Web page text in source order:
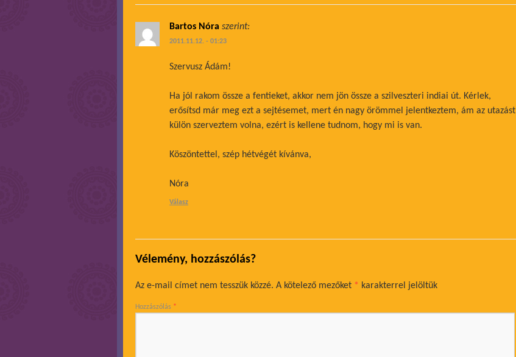
Bartos Nóra szerint:
2011.11.12. - 01:23
Szervusz Ádám!
Ha jól rakom össze a fentieket, akkor nem jön össze a szilveszteri indiai út. Kérlek,
erősítsd már meg ezt a sejtésemet, mert én nagy örömmel jelentkeztem, ám az utazást
külön szerveztem volna, ezért is kellene tudnom, hogy mi is van.
Köszöntettel, szép hétvégét kívánva,
Nóra
Válasz
Vélemény, hozzászólás?
Az e-mail címet nem tesszük közzé. A kötelező mezőket * karakterrel jelöltük
Hozzászólás *